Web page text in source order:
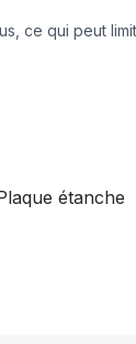
ce qui peut
étanche